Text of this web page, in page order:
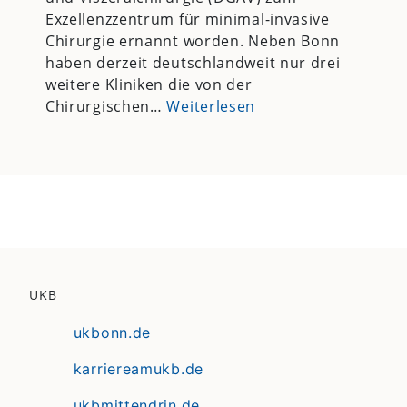
Exzellenzzentrum für minimal-invasive
Chirurgie ernannt worden. Neben Bonn
haben derzeit deutschlandweit nur drei
weitere Kliniken die von der
Chirurgischen…Weiterlesen
UKB
ukbonn.de
karriereamukb.de